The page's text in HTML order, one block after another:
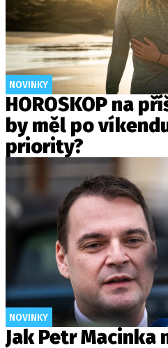
NOVINKY
HOROSKOP na
by měl po
priority?
NOVINKY
Jak Petr Macinka